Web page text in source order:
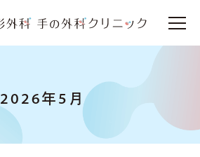
2026年5月